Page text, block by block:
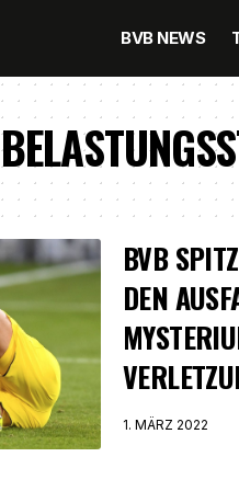
BVB NEWS
BVB
DEN
1. MÄRZ 2022